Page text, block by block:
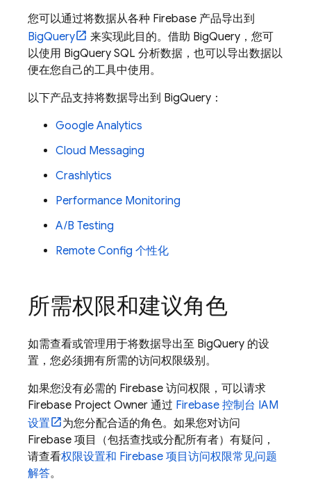
您可以通过将数据从各种 Firebase 产品导出到
BigQuery
来实现此目的。借助 BigQuery ，您可
以使用 BigQuery SQL 分析数据，也可以导出数据以
便在您自己的工具中使用。
以下产品支持将数据导出到 BigQuery ：
Google Analytics
Cloud Messaging
Crashlytics
Performance Monitoring
A/B Testing
Remote Config 个性化
所需权限和建议角色
如需查看或管理用于将数据导出至 BigQuery 的设
置，您必须拥有所需的访问权限级别。
如果您没有必需的 Firebase 访问权限，可以请求
Firebase Project Owner 通过 Firebase 控制台 IAM
设置
为您分配合适的角色。如果您对访问
Firebase 项目（包括查找或分配所有者）有疑问，
请查看权限设置和 Firebase 项目访问权限常见问题
解答。